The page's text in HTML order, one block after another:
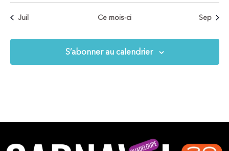
Juil Ce mois-ci Sep
S’abonner au calendrier